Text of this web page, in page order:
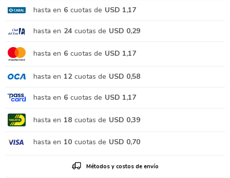
hasta en 6 cuotas de USD 1,17
hasta en 24 cuotas de USD 0,29
hasta en 6 cuotas de USD 1,17
hasta en 12 cuotas de USD 0,58
hasta en 6 cuotas de USD 1,17
hasta en 18 cuotas de USD 0,39
hasta en 10 cuotas de USD 0,70
Métodos y costos de envío